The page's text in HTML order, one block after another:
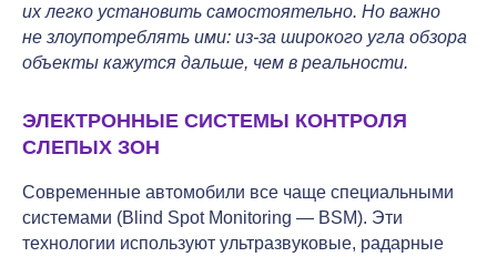
их легко установить самостоятельно. Но важно
не злоупотреблять ими: из-за широкого угла обзора
объекты кажутся дальше, чем в реальности.
ЭЛЕКТРОННЫЕ СИСТЕМЫ КОНТРОЛЯ
СЛЕПЫХ ЗОН
Современные автомобили все чаще специальными
системами (Blind Spot Monitoring — BSM). Эти
технологии используют ультразвуковые, радарные